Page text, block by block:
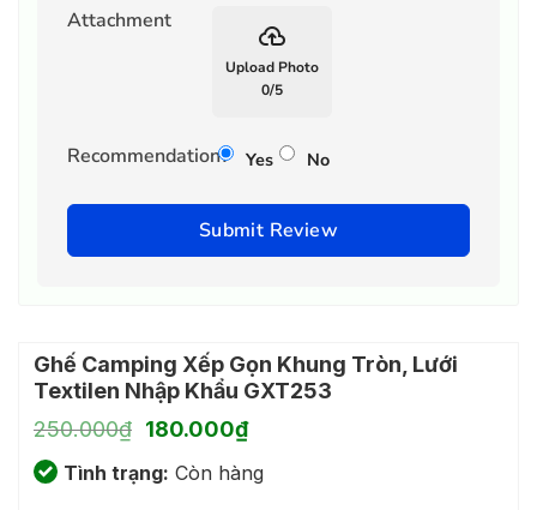
Attachment backup
Upload Photo
0/5
Recommendation? Yes No
Submit Review
Ghế Camping Xếp Gọn Khung Tròn, Lưới
Textilen Nhập Khẩu GXT253
250.000₫ Giá
là:
180.000₫Giá
tại
Tình trạng: Còn hàng